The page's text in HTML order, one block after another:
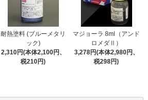
耐熱塗料 (ブルーメタリ
ック)
2,310円(本体2,100円、
税210円)
マジョーラ 8ml（アンド
ロメダⅡ）
3,278円(本体2,980円、
税298円)